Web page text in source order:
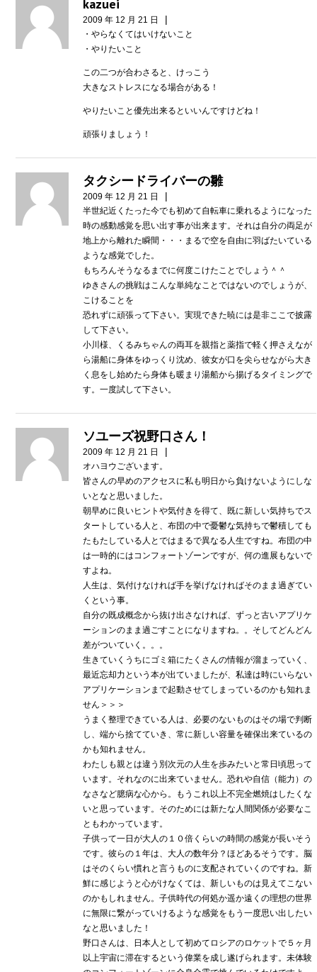
kazuei
2009 年 12 月 21 日 |
・やらなくてはいけないこと
・やりたいこと
この二つが合わさると、けっこう
大きなストレスになる場合がある！
やりたいこと優先出来るといいんですけどね！
頑張りましょう！
タクシードライバーの雛
2009 年 12 月 21 日 |
半世紀近くたった今でも初めて自転車に乗れるようになった
時の感動感覚を思い出す事が出来ます。それは自分の両足が
地上から離れた瞬間・・・まるで空を自由に羽ばたいている
ような感覚でした。
もちろんそうなるまでに何度こけたことでしょう＾＾
ゆきさんの挑戦はこんな単純なことではないのでしょうが、
こけることを
恐れずに頑張って下さい。実現できた暁には是非ここで披露
して下さい。
小川様、くるみちゃんの両耳を親指と薬指で軽く押さえなが
ら湯船に身体をゆっくり沈め、彼女が口を尖らせながら大き
く息をし始めたら身体も暖まり湯船から揚げるタイミングで
す。一度試して下さい。
ソユーズ祝野口さん！
2009 年 12 月 21 日 |
オハヨウございます。
皆さんの早めのアクセスに私も明日から負けないようにしな
いとなと思いました。
朝早めに良いヒントや気付きを得て、既に新しい気持ちでス
タートしている人と、布団の中で憂鬱な気持ちで鬱積しても
たもたしている人とではまるで異なる人生ですね。布団の中
は一時的にはコンフォートゾーンですが、何の進展もないで
すよね。
人生は、気付けなければ手を挙げなければそのまま過ぎてい
くという事。
自分の既成概念から抜け出さなければ、ずっと古いアプリケ
ーションのまま過ごすことになりますね。。そしてどんどん
差がついていく。。。
生きていくうちにゴミ箱にたくさんの情報が溜まっていく、
最近忘却力という本が出ていましたが、私達は時にいらない
アプリケーションまで起動させてしまっているのかも知れま
せん＞＞＞
うまく整理できている人は、必要のないものはその場で判断
し、端から捨てていき、常に新しい容量を確保出来ているの
かも知れません。
わたしも親とは違う別次元の人生を歩みたいと常日頃思って
います。それなのに出来ていません。恐れや自信（能力）の
なさなど臆病な心から。もうこれ以上不完全燃焼はしたくな
いと思っています。そのためには新たな人間関係が必要なこ
ともわかっています。
子供って一日が大人の１０倍くらいの時間の感覚が長いそう
です。彼らの１年は、大人の数年分？ほどあるそうです。脳
はそのくらい慣れと言うものに支配されていくのですね。新
鮮に感じようと心がけなくては、新しいものは見えてこない
のかもしれません。子供時代の何処か遥か遠くの理想の世界
に無限に繋がっていけるような感覚をもう一度思い出したい
なと思いました！
野口さんは、日本人として初めてロシアのロケットで５ヶ月
以上宇宙に滞在するという偉業を成し遂げられます。未体験